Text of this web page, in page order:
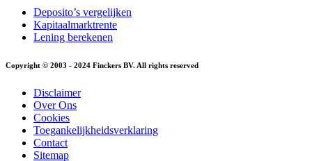
Deposito’s vergelijken
Kapitaalmarktrente
Lening berekenen
Copyright © 2003 - 2024 Finckers BV. All rights reserved
Disclaimer
Over Ons
Cookies
Toegankelijkheidsverklaring
Contact
Sitemap